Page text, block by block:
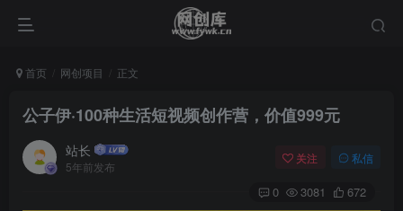
首页 网创项目 正文
公子伊·100种生活短视频创作营，价值999元
站长
5年前发布
关注 私信
0 3081 672